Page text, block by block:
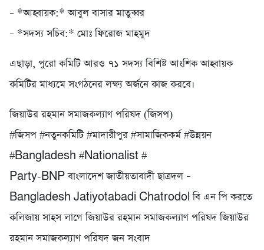
– *আহ্বায়ক:* আবুল বাসার মাতুব্বর
– *সদস্য সচিব:* মোঃ ফিরোজ মাহমুদ
এছাড়া, পুরো কমিটি আরও ৭১ সদস্য বিশিষ্ট আংশিক আহ্বায়ক
কমিটির মাধ্যমে সংগঠনের লক্ষ্য অর্জনে কাজ করবে।
জিয়াউর রহমান সমাজকল্যাণ পরিষদ (জিসপ)
#জিসপ #নতুনকমিটি #মাদারীপুর #সামাজিককর্ম #উন্নয়ন
#Bangladesh #Nationalist #
Party-BNP বাংলাদেশ জাতীয়তাবাদী ছাত্রদল –
Bangladesh Jatiyotabadi Chatrodol বি এন পি করতে
কলিজায় সাহস লাগে জিয়াউর রহমান সমাজকল্যাণ পরিষদ জিয়াউর
রহমান সমাজকল্যাণ পরিষদ জন সংবাদ